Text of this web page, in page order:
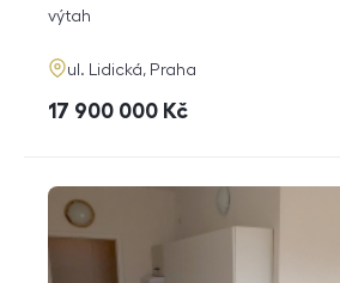
funkce
výtah
adresa
ul. Lidická, Praha
cena
17 900 000 Kč